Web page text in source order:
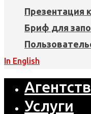
Презентация
Бриф для
In English
Услуги